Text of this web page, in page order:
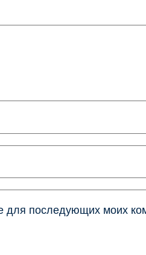
для последующих моих